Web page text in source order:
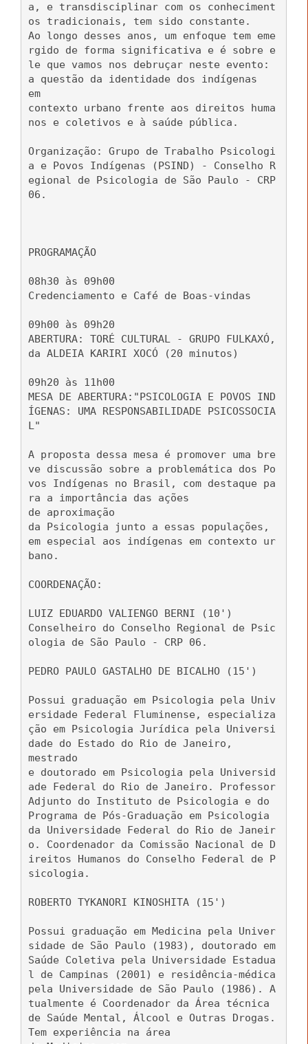
a, e transdisciplinar com os conheciment
os tradicionais, tem sido constante.
Ao longo desses anos, um enfoque tem eme
rgido de forma significativa e é sobre e
le que vamos nos debruçar neste evento:
a questão da identidade dos indígenas
em
contexto urbano frente aos direitos huma
nos e coletivos e à saúde pública.
Organização: Grupo de Trabalho Psicologi
a e Povos Indígenas (PSIND) - Conselho R
egional de Psicologia de São Paulo - CRP
06.
PROGRAMAÇÃO
08h30 às 09h00
Credenciamento e Café de Boas-vindas
09h00 às 09h20
ABERTURA: TORÉ CULTURAL - GRUPO FULKAXÓ,
da ALDEIA KARIRI XOCÓ (20 minutos)
09h20 às 11h00
MESA DE ABERTURA:"PSICOLOGIA E POVOS IND
ÍGENAS: UMA RESPONSABILIDADE PSICOSSOCIA
L"
A proposta dessa mesa é promover uma bre
ve discussão sobre a problemática dos Po
vos Indígenas no Brasil, com destaque pa
ra a importância das ações
de aproximação
da Psicologia junto a essas populações,
em especial aos indígenas em contexto ur
bano.
COORDENAÇÃO:
LUIZ EDUARDO VALIENGO BERNI (10')
Conselheiro do Conselho Regional de Psic
ologia de São Paulo - CRP 06.
PEDRO PAULO GASTALHO DE BICALHO (15')
Possui graduação em Psicologia pela Univ
ersidade Federal Fluminense, especializa
ção em Psicologia Jurídica pela Universi
dade do Estado do Rio de Janeiro,
mestrado
e doutorado em Psicologia pela Universid
ade Federal do Rio de Janeiro. Professor
Adjunto do Instituto de Psicologia e do
Programa de Pós-Graduação em Psicologia
da Universidade Federal do Rio de Janeir
o. Coordenador da Comissão Nacional de D
ireitos Humanos do Conselho Federal de P
sicologia.
ROBERTO TYKANORI KINOSHITA (15')
Possui graduação em Medicina pela Univer
sidade de São Paulo (1983), doutorado em
Saúde Coletiva pela Universidade Estadua
l de Campinas (2001) e residência-médica
pela Universidade de São Paulo (1986). A
tualmente é Coordenador da Área técnica
de Saúde Mental, Álcool e Outras Drogas.
Tem experiência na área